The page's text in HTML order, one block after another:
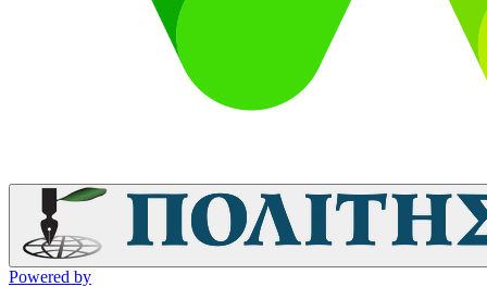
Powered by